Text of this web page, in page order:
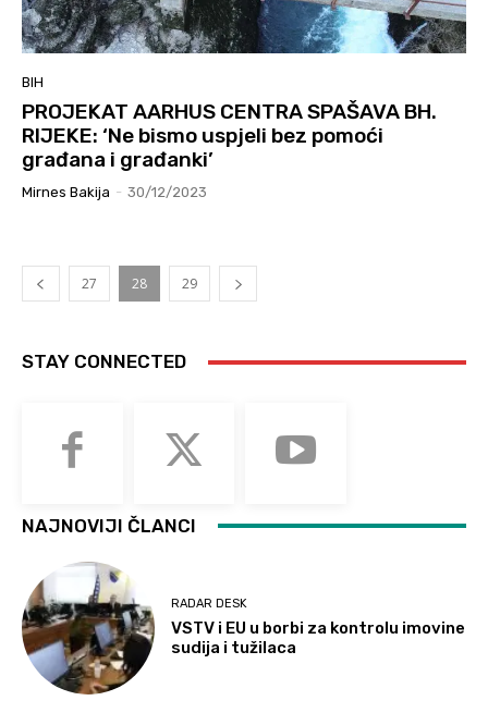
BIH
PROJEKAT AARHUS CENTRA SPAŠAVA BH.
RIJEKE: ‘Ne bismo uspjeli bez pomoći
građana i građanki’
Mirnes Bakija - 30/12/2023
27 28 29
STAY CONNECTED
NAJNOVIJI ČLANCI
RADAR DESK
VSTV i EU u borbi za kontrolu imovine
sudija i tužilaca